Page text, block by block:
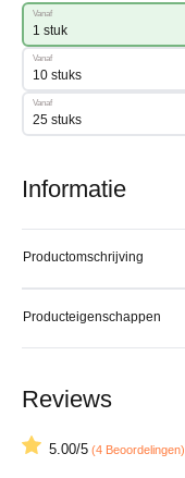
Vanaf
1 stuk
Vanaf
10 stuks
Vanaf
25 stuks
Informatie
Productomschrijving
Producteigenschappen
Reviews
5.00/5 (4 Beoordelingen)